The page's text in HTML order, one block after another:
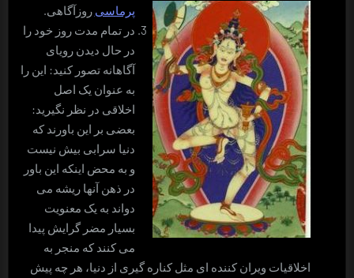
پرماسی روزآگاهی.
در تمام مدت روز خود را
در حال دیدن رویای
آگاهانه تصور کنید: این را
به عنوان یک اصل
اخلاقی در نظر نگیرید:
بعضی بر این باورند که
دنیا سرابی بیش نیست
و به محض اینکه این باور
در ذهن آنها ریشه می
دواند به یک معنویت
بسیار مضر گرایش پیدا
می کنند که منجر به
اخلاقیات ویران کننده ای مثل کناره گیری از دنیا، هر چه پیش